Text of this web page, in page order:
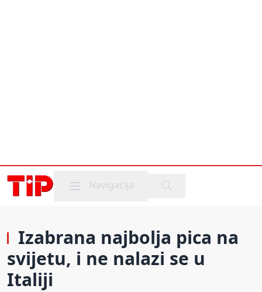
Mobile menu
Navigacija
Izabrana najbolja pica na
svijetu, i ne nalazi se u
Italiji